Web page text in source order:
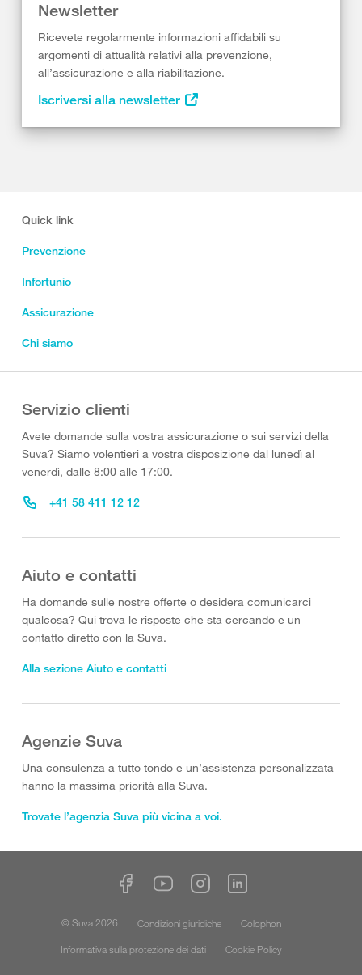
Newsletter
Ricevete regolarmente informazioni affidabili su
argomenti di attualità relativi alla prevenzione,
all’assicurazione e alla riabilitazione.
Iscriversi alla newsletter
Quick link
Prevenzione
Infortunio
Assicurazione
Chi siamo
Servizio clienti
Avete domande sulla vostra assicurazione o sui servizi della
Suva? Siamo volentieri a vostra disposizione dal lunedì al
venerdì, dalle 8:00 alle 17:00.
+41 58 411 12 12
Aiuto e contatti
Ha domande sulle nostre offerte o desidera comunicarci
qualcosa? Qui trova le risposte che sta cercando e un
contatto diretto con la Suva.
Alla sezione Aiuto e contatti
Agenzie Suva
Una consulenza a tutto tondo e un’assistenza personalizzata
hanno la massima priorità alla Suva.
Trovate l’agenzia Suva più vicina a voi.
© Suva 2026 Condizioni giuridiche
Colophon
Informativa sulla protezione dei dati
Cookie Policy